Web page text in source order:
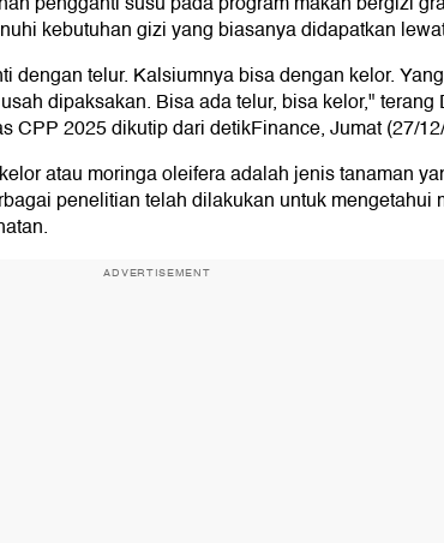
kebutuhan gizi yang biasanya didapatkan
dengan telur. Kalsiumnya bisa dengan kelor.
dipaksakan. Bisa ada telur, bisa kelor," terang
CPP 2025 dikutip dari detikFinance, Jumat (27/
atau moringa oleifera adalah jenis tanaman
penelitian telah dilakukan untuk mengetahui
ADVERTISEMENT